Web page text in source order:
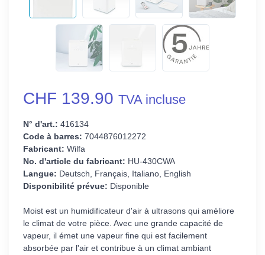
CHF 139.90 TVA incluse
N° d'art.: 416134
Code à barres: 7044876012272
Fabricant: Wilfa
No. d'article du fabricant: HU-430CWA
Langue: Deutsch, Français, Italiano, English
Disponibilité prévue: Disponible
Moist est un humidificateur d'air à ultrasons qui améliore
le climat de votre pièce. Avec une grande capacité de
vapeur, il émet une vapeur fine qui est facilement
absorbée par l'air et contribue à un climat ambiant